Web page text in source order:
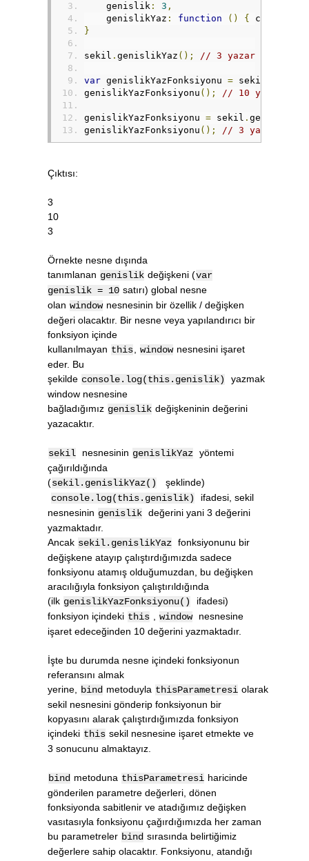
    genislik
: 3 ,
    genislikYaz
: function () { console
}
sekil . genislikYaz (); // 3 yazar
var genislikYazFonksiyonu = sekil
genislikYazFonksiyonu (); // 10 yazar
genislikYazFonksiyonu = sekil .
genislikYazFonksiyonu (); // 3 yazar
Çıktısı:
3
10
3
Örnekte nesne dışında
tanımlanan genislik değişkeni (var
genislik = 10 satırı) global nesne
olan window nesnesinin bir özellik / değişken
değeri olacaktır. Bir nesne veya yapılandırıcı bir
fonksiyon içinde
kullanılmayan this window nesnesini işaret
eder. Bu
şekilde console.log(this.genislik)
yazmak
window nesnesine
bağladığımız genislik değişkeninin değerini
yazacaktır.
sekil nesnesinin genislikYaz yöntemi
çağırıldığında
(sekil.genislikYaz()
şeklinde)
console.log(this.genislik)
ifadesi, sekil
nesnesinin genislik değerini yani 3 değerini
yazmaktadır.
Ancak sekil.genislikYaz fonksiyonunu bir
değişkene atayıp çalıştırdığımızda sadece
fonksiyonu atamış olduğumuzdan, bu değişken
aracılığıyla fonksiyon çalıştırıldığında
(ilk genislikYazFonksiyonu()
ifadesi)
fonksiyon içindeki this window nesnesine
işaret edeceğinden 10 değerini yazmaktadır.
İşte bu durumda nesne içindeki fonksiyonun
referansını almak
yerine,
bind metoduyla thisParametresi olarak
sekil nesnesini gönderip fonksiyonun bir
kopyasını alarak çalıştırdığımızda fonksiyon
içindeki this sekil nesnesine işaret etmekte ve
3 sonucunu almaktayız.
bind metoduna thisParametresi haricinde
gönderilen parametre değerleri, dönen
fonksiyonda sabitlenir ve atadığımız değişken
vasıtasıyla fonksiyonu çağırdığımızda her zaman
bu parametreler bind sırasında belirtiğimiz
değerlere sahip olacaktır. Fonksiyonu, atandığı